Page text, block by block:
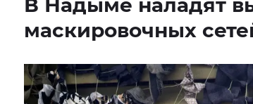
маскировочных